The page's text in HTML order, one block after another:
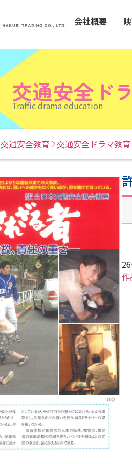
会社概要
交通安全ド
Traffic drama education
交通安全教育 交通安全ドラマ教育